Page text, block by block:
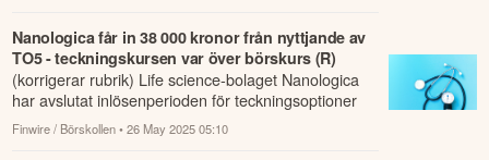
Nanologica får in 38 000 kronor från nyttjande av
TO5 - teckningskursen var över börskurs (R)
(korrigerar rubrik) Life science-bolaget Nanologica
har avslutat inlösenperioden för teckningsoptioner
av serie TO5, där totalt 12 586 optio...
Finwire / Börskollen • 26 May 2025 05:10